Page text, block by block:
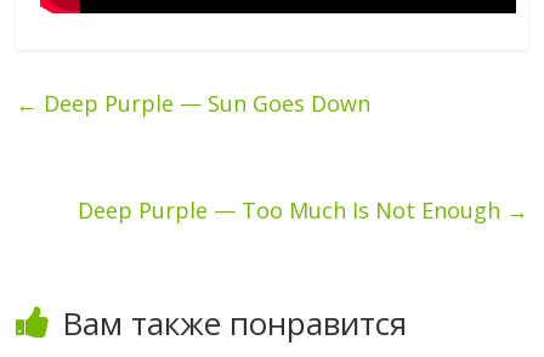
← Deep Purple — Sun Goes Down
Deep Purple — Too Much Is Not Enough →
Вам также понравится